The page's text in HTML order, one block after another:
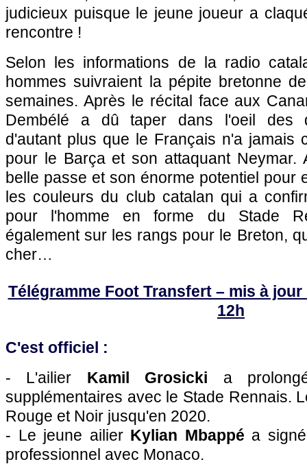
judicieux puisque le jeune joueur a
rencontre !
Selon les informations de la radio
hommes suivraient la pépite bretonne
semaines. Après le récital face aux
Dembélé a dû taper dans l'oeil des
d'autant plus que le Français n'a jamais
pour le Barça et son attaquant Neymar.
belle passe et son énorme potentiel pour
les couleurs du club catalan qui a
pour l'homme en forme du Stade
également sur les rangs pour le Breton,
cher…
Télégramme Foot Transfert – mis à jour
12h
C'est officiel :
- L'ailier Kamil Grosicki a
supplémentaires avec le Stade Rennais.
Rouge et Noir jusqu'en 2020.
- Le jeune ailier Kylian Mbappé a
professionnel avec Monaco.